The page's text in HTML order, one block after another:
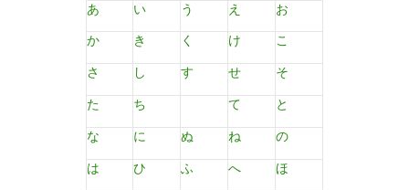
あ い う え
お
か
き く け こ
さ し す せ そ
た ち て と
な に ぬ ね の
は ひ ふ へ ほ